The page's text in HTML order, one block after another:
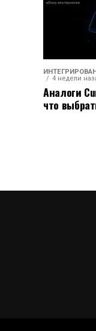
4 недели
Аналоги
что